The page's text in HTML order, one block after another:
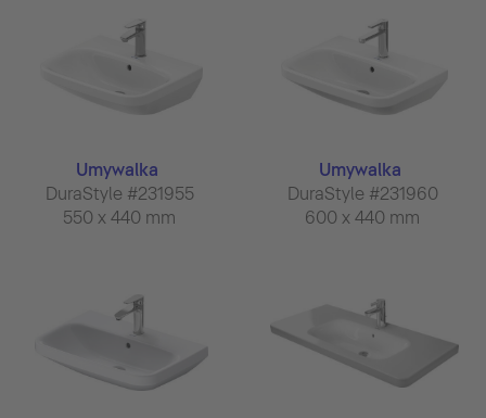
Umywalka
DuraStyle #231955
550 x 440 mm
Umywalka
DuraStyle #231960
600 x 440 mm